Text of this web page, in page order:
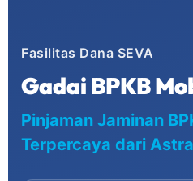
Fasilitas Dana SEVA
Gadai BPKB
Pinjaman Jaminan
Terpercaya dari